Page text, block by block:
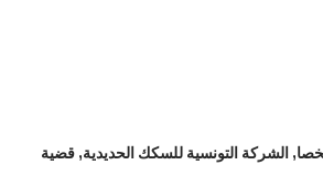
,الشركة التونسية للسكك الحديدية,قضية